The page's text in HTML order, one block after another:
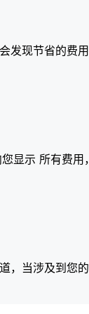
发现节省的费
您显示 所有费用
，当涉及到您